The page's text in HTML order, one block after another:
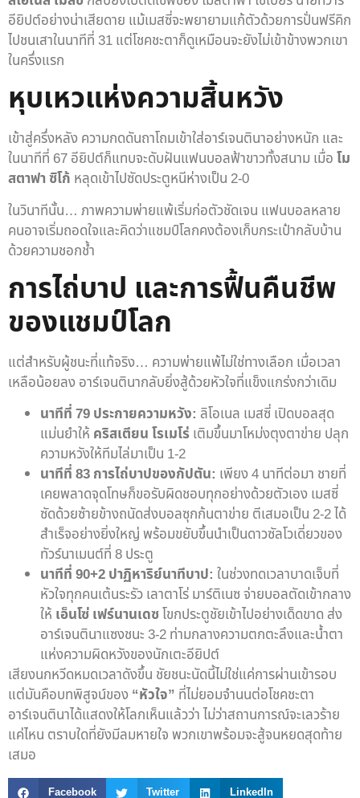
อียิปต์อย่างน่าเสียดาย แม้เมสซี่จะพยายามแก้ตัวด้วยการปั่นฟรีคิก
ไปชนเสาในนาทีที่ 31 แต่โชคชะตาก็ดูเหมือนจะยังไม่เข้าข้างพวกเขา
ในครึ่งแรก
หุบเหวแห่งความสิ้นหวัง
เข้าสู่ครึ่งหลัง ความกดดันถาโถมเข้าใส่อาร์เจนตินาอย่างหนัก และ
ในนาทีที่ 67 อียิปต์ก็แทบจะดับฝันแฟนบอลฟ้าขาวทั้งสนาม เมื่อโม
สตาฟา ซิโก้ หลุดเข้าไปซัดประตูหนีห่างเป็น 2-0
ในวินาทีนั้น… ภาพความพ่ายแพ้เริ่มก่อตัวชัดเจน แฟนบอลหลาย
คนอาจเริ่มถอดใจและคิดว่าแชมป์โลกคงต้องเก็บกระเป๋ากลับบ้าน
ด้วยความชอกช้ำ
การไถ่บาป และการฟื้นคืนชีพ
ของแชมป์โลก
แต่สำหรับผู้ชนะที่แท้จริง… ความพ่ายแพ้ไม่ใช่ทางเลือก เมื่อเวลา
เหลือน้อยลง อาร์เจนตินากลับยิ่งสู้ด้วยหัวใจที่แข็งแกร่งกว่าเดิม
นาทีที่ 79 ประกายความหวัง: ลิโอเนล เมสซี่ เปิดบอลสุด
แม่นยำให้ คริสเตียน โรเมโร่ เติมขึ้นมาโหม่งตุงตาข่าย ปลุก
ความหวังให้ทีมไล่มาเป็น 1-2
นาทีที่ 83 การไถ่บาปของกัปตัน: เพียง 4 นาทีต่อมา ชายที่
เคยพลาดจุดโทษก็ขอรับผิดชอบทุกอย่างด้วยตัวเอง เมสซี่
ซัดด้วยซ้ายข้างถนัดส่งบอลซุกก้นตาข่าย ตีเสมอเป็น 2-2 ได้
สำเร็จอย่างยิ่งใหญ่ พร้อมขยับขึ้นนำเป็นดาวซัลโวเดี่ยวของ
ทัวร์นาเมนต์ที่ 8 ประตู
นาทีที่ 90+2 ปาฏิหาริย์นาทีบาป: ในช่วงทดเวลาบาดเจ็บที่
หัวใจทุกคนเต้นระรัว เลาตาโร่ มาร์ติเนซ จ่ายบอลตัดเข้ากลาง
ให้ เอ็นโซ่ เฟร์นานเดซโขกประตูชัยเข้าไปอย่างเด็ดขาด ส่ง
อาร์เจนตินาแซงชนะ 3-2 ท่ามกลางความตกตะลึงและน้ำตา
แห่งความผิดหวังของนักเตะอียิปต์
เสียงนกหวีดหมดเวลาดังขึ้น ชัยชนะนัดนี้ไม่ใช่แค่การผ่านเข้ารอบ
แต่มันคือบทพิสูจน์ของ“หัวใจ” ที่ไม่ยอมจำนนต่อโชคชะตา
อาร์เจนตินาได้แสดงให้โลกเห็นแล้วว่า ไม่ว่าสถานการณ์จะเลวร้าย
แค่ไหน ตราบใดที่ยังมีลมหายใจ พวกเขาพร้อมจะสู้จนหยดสุดท้าย
เสมอ
Facebook Twitter LinkedIn